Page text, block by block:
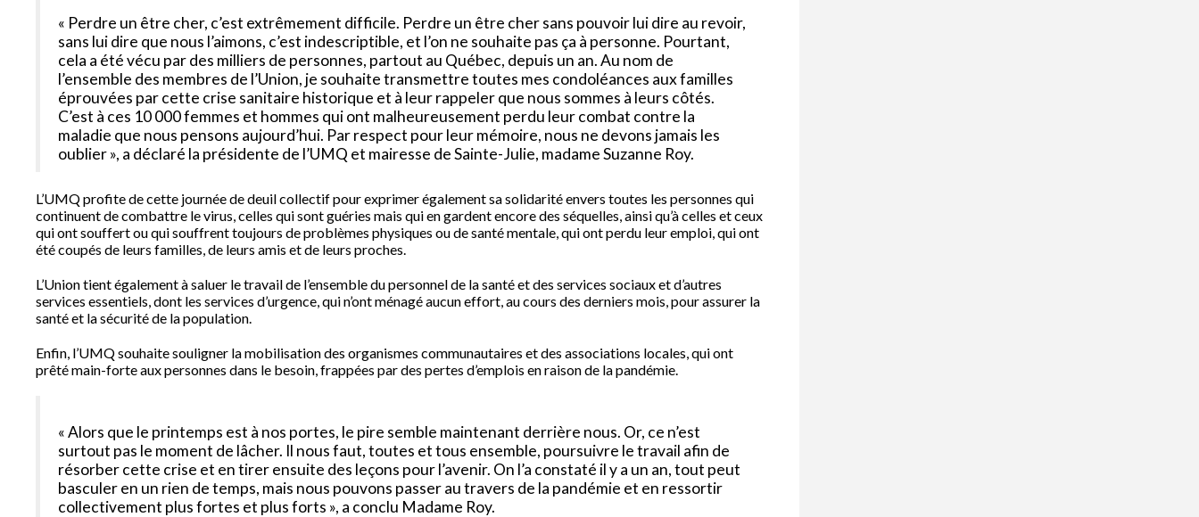
« Perdre un être cher, c’est extrêmement difficile. Perdre un être cher sans pouvoir lui dire au revoir,
sans lui dire que nous l’aimons, c’est indescriptible, et l’on ne souhaite pas ça à personne. Pourtant,
cela a été vécu par des milliers de personnes, partout au Québec, depuis un an. Au nom de
l’ensemble des membres de l’Union, je souhaite transmettre toutes mes condoléances aux familles
éprouvées par cette crise sanitaire historique et à leur rappeler que nous sommes à leurs côtés.
C’est à ces 10 000 femmes et hommes qui ont malheureusement perdu leur combat contre la
maladie que nous pensons aujourd’hui. Par respect pour leur mémoire, nous ne devons jamais les
oublier », a déclaré la présidente de l’UMQ et mairesse de Sainte-Julie, madame Suzanne Roy.
L’UMQ profite de cette journée de deuil collectif pour exprimer également sa solidarité envers toutes les personnes qui
continuent de combattre le virus, celles qui sont guéries mais qui en gardent encore des séquelles, ainsi qu’à celles et ceux
qui ont souffert ou qui souffrent toujours de problèmes physiques ou de santé mentale, qui ont perdu leur emploi, qui ont
été coupés de leurs familles, de leurs amis et de leurs proches.
L’Union tient également à saluer le travail de l’ensemble du personnel de la santé et des services sociaux et d’autres
services essentiels, dont les services d’urgence, qui n’ont ménagé aucun effort, au cours des derniers mois, pour assurer la
santé et la sécurité de la population.
Enfin, l’UMQ souhaite souligner la mobilisation des organismes communautaires et des associations locales, qui ont
prêté main-forte aux personnes dans le besoin, frappées par des pertes d’emplois en raison de la pandémie.
« Alors que le printemps est à nos portes, le pire semble maintenant derrière nous. Or, ce n’est
surtout pas le moment de lâcher. Il nous faut, toutes et tous ensemble, poursuivre le travail afin de
résorber cette crise et en tirer ensuite des leçons pour l’avenir. On l’a constaté il y a un an, tout peut
basculer en un rien de temps, mais nous pouvons passer au travers de la pandémie et en ressortir
collectivement plus fortes et plus forts », a conclu Madame Roy.